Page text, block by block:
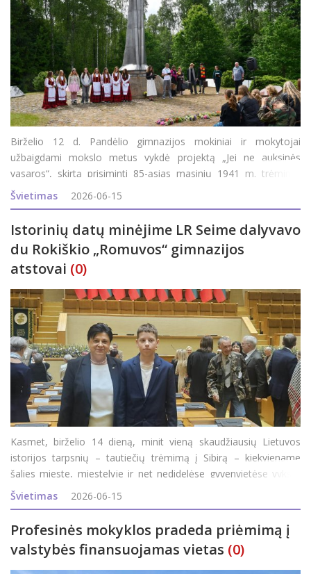
Birželio 12 d. Pandėlio gimnazijos mokiniai ir mokytojai
užbaigdami mokslo metus vykdė projektą „Jei ne auksinės
vasaros“, skirtą prisiminti 85-ąsias masinių 1941 m. trėmimų
metines. Į renginį atvyko A. Smetonos šaulių 5-osios rinktinės
501 kuopos jaunieji šauliai su vadova
Švietimas 2026-06-15
Istorinių datų minėjime LR Seime dalyvavo
du Rokiškio „Romuvos“ gimnazijos
atstovai (0)
Kasmet, birželio 14 dieną, minit vieną skaudžiausių Lietuvos
istorijos tarpsnių – tautiečių trėmimą į Sibirą – kiekviename
šalies mieste, miestelyje ir net nedidelėse gyvenvietėse vyksta
simboliniai minėjimo renginiai. Šiemet sukanka 85 metai nuo
pirmojo masinio Lietuvos gy
Švietimas 2026-06-15
Profesinės mokyklos pradeda priėmimą į
valstybės finansuojamas vietas (0)